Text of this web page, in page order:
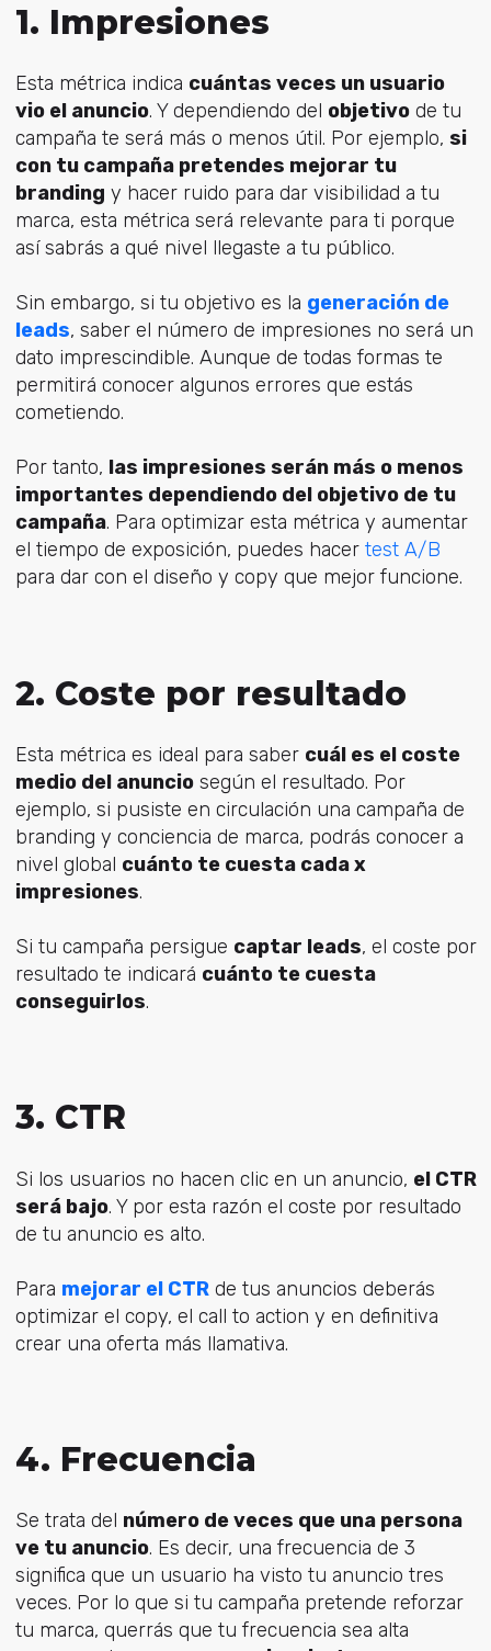
1. Impresiones
Esta métrica indica cuántas veces un usuario
vio el anuncio. Y dependiendo del objetivode tu
campaña te será más o menos útil. Por ejemplo, si
con tu campaña pretendes mejorar tu
branding y hacer ruido para dar visibilidad a tu
marca, esta métrica será relevante para ti porque
así sabrás a qué nivel llegaste a tu público.
Sin embargo, si tu objetivo es la generación de
leads, saber el número de impresiones no será un
dato imprescindible. Aunque de todas formas te
permitirá conocer algunos errores que estás
cometiendo.
Por tanto, las impresiones serán más o menos
importantes dependiendo del objetivo de tu
campaña. Para optimizar esta métrica y aumentar
el tiempo de exposición, puedes hacer test A/B
para dar con el diseño y copy que mejor funcione.
2. Coste por resultado
Esta métrica es ideal para saber cuál es el coste
medio del anunciosegún el resultado. Por
ejemplo, si pusiste en circulación una campaña de
branding y conciencia de marca, podrás conocer a
nivel global cuánto te cuesta cada x
impresiones.
Si tu campaña persigue captar leads, el coste por
resultado te indicará cuánto te cuesta
conseguirlos.
3. CTR
Si los usuarios no hacen clic en un anuncio, el CTR
será bajo. Y por esta razón el coste por resultado
de tu anuncio es alto.
Para mejorar el CTRde tus anuncios deberás
optimizar el copy, el call to action y en definitiva
crear una oferta más llamativa.
4. Frecuencia
Se trata del número de veces que una persona
ve tu anuncio. Es decir, una frecuencia de 3
significa que un usuario ha visto tu anuncio tres
veces. Por lo que si tu campaña pretende reforzar
tu marca, querrás que tu frecuencia sea alta